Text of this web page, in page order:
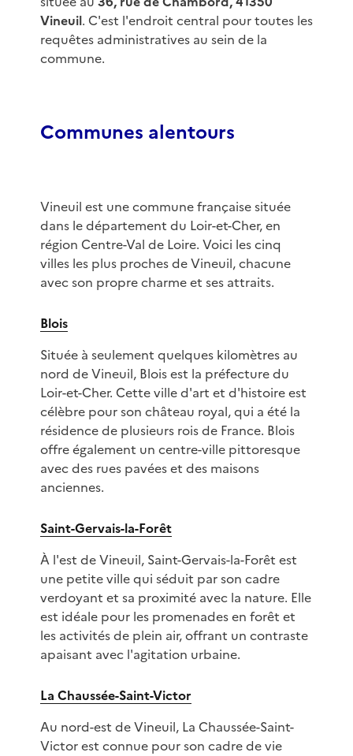
Vineuil. C'est l'endroit central pour toutes les
requêtes administratives au sein de la
commune.
Communes alentours
Vineuil est une commune française située
dans le département du Loir-et-Cher, en
région Centre-Val de Loire. Voici les cinq
villes les plus proches de Vineuil, chacune
avec son propre charme et ses attraits.
Blois
Située à seulement quelques kilomètres au
nord de Vineuil, Blois est la préfecture du
Loir-et-Cher. Cette ville d'art et d'histoire est
célèbre pour son château royal, qui a été la
résidence de plusieurs rois de France. Blois
offre également un centre-ville pittoresque
avec des rues pavées et des maisons
anciennes.
Saint-Gervais-la-Forêt
À l'est de Vineuil, Saint-Gervais-la-Forêt est
une petite ville qui séduit par son cadre
verdoyant et sa proximité avec la nature. Elle
est idéale pour les promenades en forêt et
les activités de plein air, offrant un contraste
apaisant avec l'agitation urbaine.
La Chaussée-Saint-Victor
Au nord-est de Vineuil, La Chaussée-Saint-
Victor est connue pour son cadre de vie